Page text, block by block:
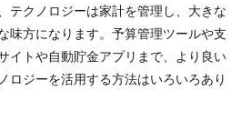
テクノロジーは家計を管理し、大きな
味方になります。予算管理ツールや支
イトや自動貯金アプリまで、より良い
ロジーを活用する方法はいろいろあり